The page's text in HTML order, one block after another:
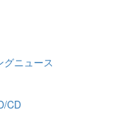
グニュース
CD